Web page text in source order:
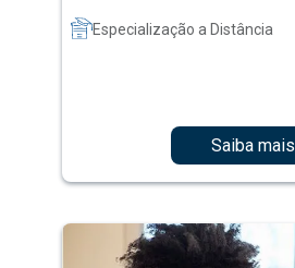
Especialização a Distância
Saiba mais